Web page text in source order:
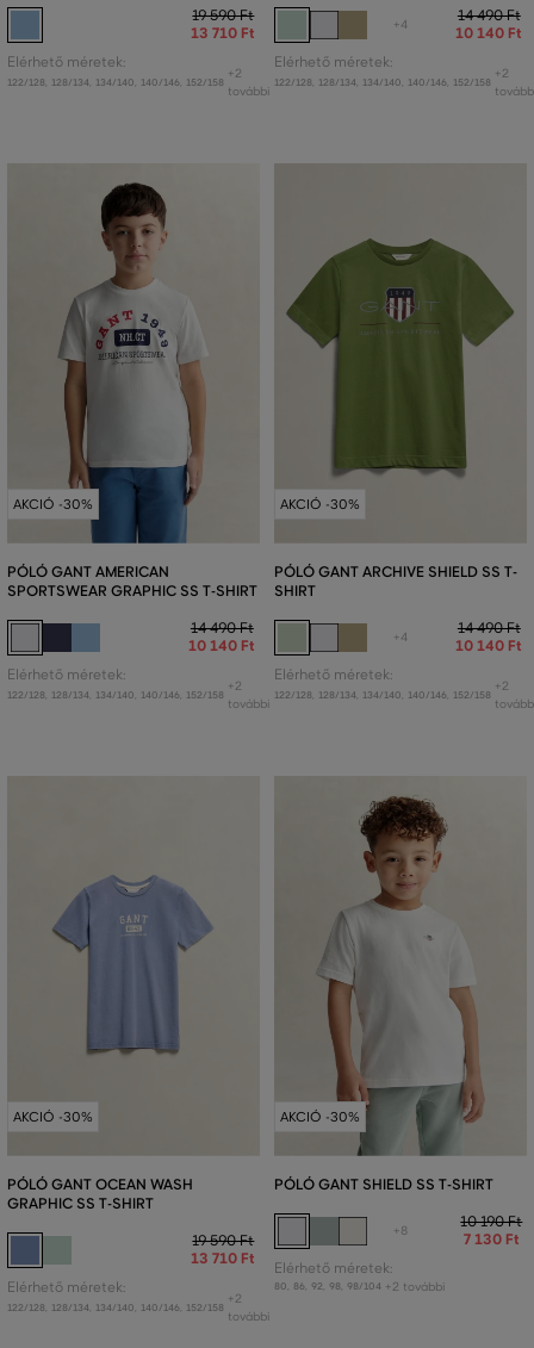
19 590 Ft
13 710 Ft
Elérhető méretek:
122/128 128/134 134/140 140/146 152/158
+2
további
+4
14 490 Ft
10 140 Ft
Elérhető méretek:
122/128 128/134 134/140 140/146 152/158
+2
AKCIÓ -30%
PÓLÓ GANT AMERICAN
SPORTSWEAR GRAPHIC SS T-SHIRT
14 490 Ft
10 140 Ft
Elérhető méretek:
122/128 128/134 134/140 140/146 152/158
+2
további
AKCIÓ -30%
PÓLÓ GANT ARCHIVE SHIELD SS T-
SHIRT
+4
14 490 Ft
10 140 Ft
Elérhető méretek:
122/128 128/134 134/140 140/146 152/158
+2
AKCIÓ -30%
PÓLÓ GANT OCEAN WASH
GRAPHIC SS T-SHIRT
19 590 Ft
13 710 Ft
Elérhető méretek:
122/128 128/134 134/140 140/146 152/158
+2
további
AKCIÓ -30%
PÓLÓ GANT SHIELD SS T-SHIRT
+8
10 190 Ft
7 130 Ft
Elérhető méretek:
80 86 92 98 98/104 +2 további